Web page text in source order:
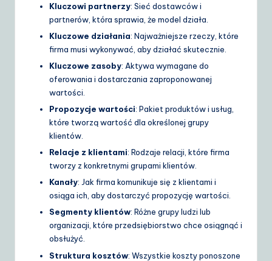
Kluczowi partnerzy: Sieć dostawców i
partnerów, która sprawia, że model działa.
Kluczowe działania: Najważniejsze rzeczy, które
firma musi wykonywać, aby działać skutecznie.
Kluczowe zasoby: Aktywa wymagane do
oferowania i dostarczania zaproponowanej
wartości.
Propozycje wartości: Pakiet produktów i usług,
które tworzą wartość dla określonej grupy
klientów.
Relacje z klientami: Rodzaje relacji, które firma
tworzy z konkretnymi grupami klientów.
Kanały: Jak firma komunikuje się z klientami i
osiąga ich, aby dostarczyć propozycję wartości.
Segmenty klientów: Różne grupy ludzi lub
organizacji, które przedsiębiorstwo chce osiągnąć i
obsłużyć.
Struktura kosztów: Wszystkie koszty ponoszone